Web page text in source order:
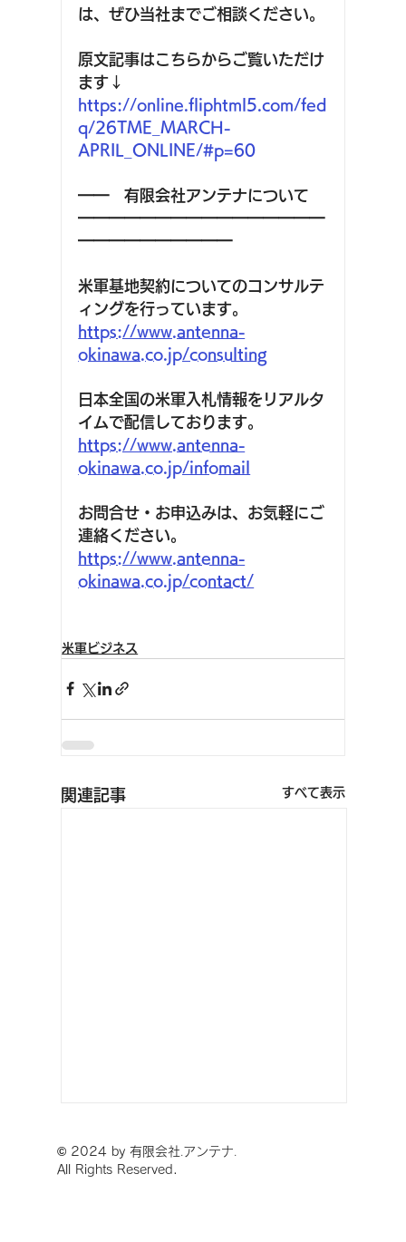
は、ぜひ当社までご相談ください。
原文記事はこちらからご覧いただけ
ます↓
https://online.fliphtml5.com/fed
q/26TME_MARCH-
APRIL_ONLINE/#p=60
━━　有限会社アンテナについて
━━━━━━━━━━━━━━━━
━━━━━━━━━━
米軍基地契約についてのコンサルテ
ィングを行っています。
https://www.antenna-
okinawa.co.jp/consulting
日本全国の米軍入札情報をリアルタ
イムで配信しております。
https://www.antenna-
okinawa.co.jp/infomail
お問合せ・お申込みは、お気軽にご
連絡ください。
https://www.antenna-
okinawa.co.jp/contact/
米軍ビジネス
関連記事 すべて表示
止めない施工計画
© 2024 by 有限会社 アンテナ
All Rights Reserved.